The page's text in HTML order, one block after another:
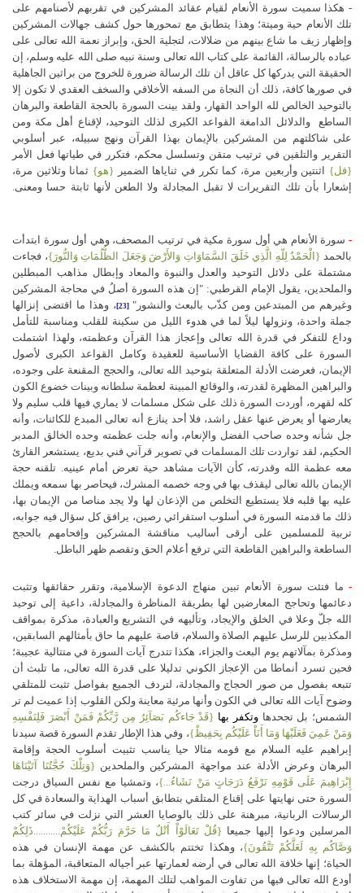
- هكذا سميت سورة الأنعام لقيام عقائد المشركين في تقربهم لأصنامهم على
تلك الأنعام حية وميتة؛ وهذا يتطابق مع تمحورها حول كشف جهالات المشركين
وإظهار زيف ما شاع بينهم من ضلالات، لتجلية الحق، وإبراز نعمة الله تعالى على
عباده بالرسالة، القائمة على كتاب الله تعالى وسنة نبيه صلى الله عليه وسلم، إن
الحقيقة التي يدركها كل عاقل أن تلك الرسالة ضرورة للخروج من براثين الجاهلية
في صورها كافة، ذلك أن النجاة من السفه الأخلاقي والسخف العقدي لا تكون إلا
بالتوحيد الخالص لله الواحد القهار، ولقد بينت السورة بالحجة القاطعة والبرهان
الساطع والدلائل الدامغة القواعد الكبرى لذلك التوحيد، لإقناع أهل مكة ومن
على شاكلتهم من المشركين بالإيمان بهذا القرآن ونهج سبيله، عبر أسلوبي
التقرير والتلقين في ترتيب متقن وتسلسل محكم، فتكرر في طياتها فعل الأمر
{قل} اثنتين وأربعين مرة، كما تكرر في ثناياها الضمير {هو} ثمانا وثلاثين مرة،
إشعارا بأن تلك التقريرات لا تقبل المجادلة ولا الطعن لأنها ثابتة حسا ومعنى.
- سورة الأنعام هي أول سورة مكية في ترتيب المصحف، وهي أول سورة ابتدأت
بالحمد {الْحَمْدُ لِلّهِ الَّذِي خَلَقَ السَّمَاوَاتِ وَالأَرْضَ وَجَعَلَ الظُّلُمَاتِ وَالنُّورَ}، فجاءت
مشتملة على دلائل التوحيد والعدل والنبوة والمعاد وإبطال مذاهب المبطلين
والملحدين، يقول الإمام القرطبي: "إن هذه السورة أصلُ في محاجة المشركين
وغيرهم من المبتدعين ومن كذّب بالبعث والنشور" [23] ، وهذا ما اقتضى إنزالها
جملة واحدة، ونزولها ليلاً لما في هدوء الليل من سكينة للقلب ومناسبة للتأمل
وداع للتفكر في قدرة الله تعالى وإعجاز هذا القرآن وعظمته، ولهذا اشتملت
السورة على كافة القضايا الأساسية للعقيدة وكامل القواعد الكبرى لأصول
الإيمان، فعرضت الأدلة المتعلقة بتوحيد الله تعالى، والحجج المقنعة على وجوده،
والبراهين المظهرة لقدرته، والوقائع المبينة لعظمة سلطانه وبينات خضوع الكون
كله لقهره، أوردت السورة ذلك على شكل مسلمات لا يماري فيها قلب سليم ولا
يعارضها أو يعرض عنها عقل راشد، فلا أحد ينازع أنه تعالى المبدع للكائنات، وأنه
جل شأنه وحده صاحب الفضل والإنعام، وأنه جلت عظمته وحده الخالق المدبر
الحكيم، لقد تواردت تلك المسلمات في تصوير قرآني فني بديع، يستشعر القارئ
معه عظمة الله وقدرته، كأن الآيات مشاهد حية تعرض أمام عينيه. تلقنه حجة
الإيمان بالله تعالى ليقذف بها في وجه خصمه المشرك، فيحاصر بها سمعه ويملك
عليه بها قلبه فلا يستطيع التخلص من الإذعان لها ولا يجد مناصا من الإيمان بها،
ذلك ما قدمته السورة في أسلوب استقرائي رصين، يرافق كل سؤال فيه جوابه،
تربية للمسلمين على أرقى أساليب مناقشة المشركين وإفحامهم بالحجج
الساطعة والبراهين القاطعة التي ترفع أعلام الحق وتقصم ظهر الباطل.
- ما فتئت سورة الأنعام تبين منهاج الدعوة الإسلامية، وتقرر حقائقها وتثبت
دعائمها وتحاجج المعارضين لها بطريقة المناظرة والمجادلة، داعية إلى توحيد
الله جلّ وعلا في الخلق والإيجاد، وتأليهه في التشريع والعبادة، مذكرة بمواقف
المكذبين للرسل عليهم الصلاة والسلام، قاصة عليهم ما حاق بأمثالهم السابقين،
ومذكرة بمآلاتهم يوم البعث والجزاء، هكذا تتدرج آيات السورة في متتالية عجيبة؛
فحين تسرد أنماطا من الإعجاز الكوني تدليلا على قدرة الله تعالى، ما تلبث أن
تتبعه بفصول من صور الحجاج والمجادلة، لتردف الجميع بفواصل تثبت للمتلقي
وضوح آيات الله تعالى في الكون وأنها مرئية معاينة ولكن القلوب إذا عميت لم تر
الشمس؛ بل تجحدهاوتكفر بها {قَدْ جَاءكُم بَصَآئِرُ مِن رَّبِّكُمْ فَمَنْ أَبْصَرَ فَلِنَفْسِهِ
وَمَنْ عَمِيَ فَعَلَيْهَا وَمَا أَنَاْ عَلَيْكُم بِحَفِيظْ}، وفي هذا الإطار تقدم السورة قصة سيدنا
إبراهيم عليه السلام مع قومه مثالا حيا يناسب تثبيت أسلوب الحجة وإقامة
البرهان وعرض الأدلة عند مواجهة المشركين والملحدين {وَتِلْكَ حُجَّتُنَا آتَيْنَاهَا
إِبْرَاهِيمَ عَلَى قَوْمِهِ نَرْفَعُ دَرَجَاتٍ مَنْ نَشَاءُ...}، وتمشيا مع نفس السياق درجت
السورة حتى نهايتها على إقناع المتلقي بتطابق أسباب الهداية والسعادة في كل
الرسالات الربانية، مبرهنة على ذلك بالوصايا العشر التي نزلت في سائر كتب
المرسلين ودعوا إليها جميعا {قُلْ تَعَالَوْاْ أَتْلُ مَا حَرَّمَ رَبُّكُمْ عَلَيْكُمْ...........ذَلِكُمْ
وَصَّاكُم بِهِ لَعَلَّكُمْ تَتَّقُونَ}، وهكذا تختتم بالكشف عن مهمة الإنسان في هذه
الحياة؛ إنها خلافة الله تعالى في أرضه لعمارتها عبر أجياله المتعاقبة، المؤهلة بما
أودع الله تعالى فيها من تفاوت المواهب لتلك المهمة، إن مهمة الاستخلاف هذه